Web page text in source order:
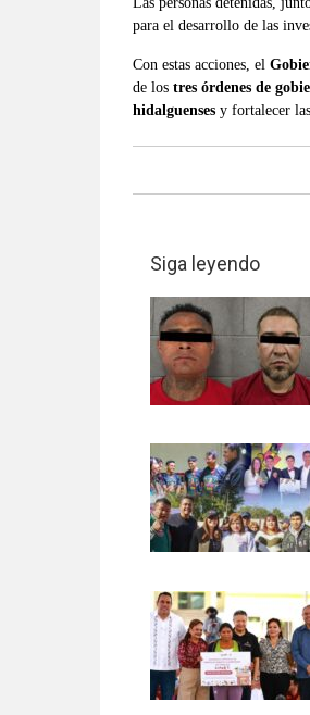
para el desarrollo de las
Con estas acciones, el
de los tres órdenes de
hidalguenses y fortalecer las
Siga leyendo